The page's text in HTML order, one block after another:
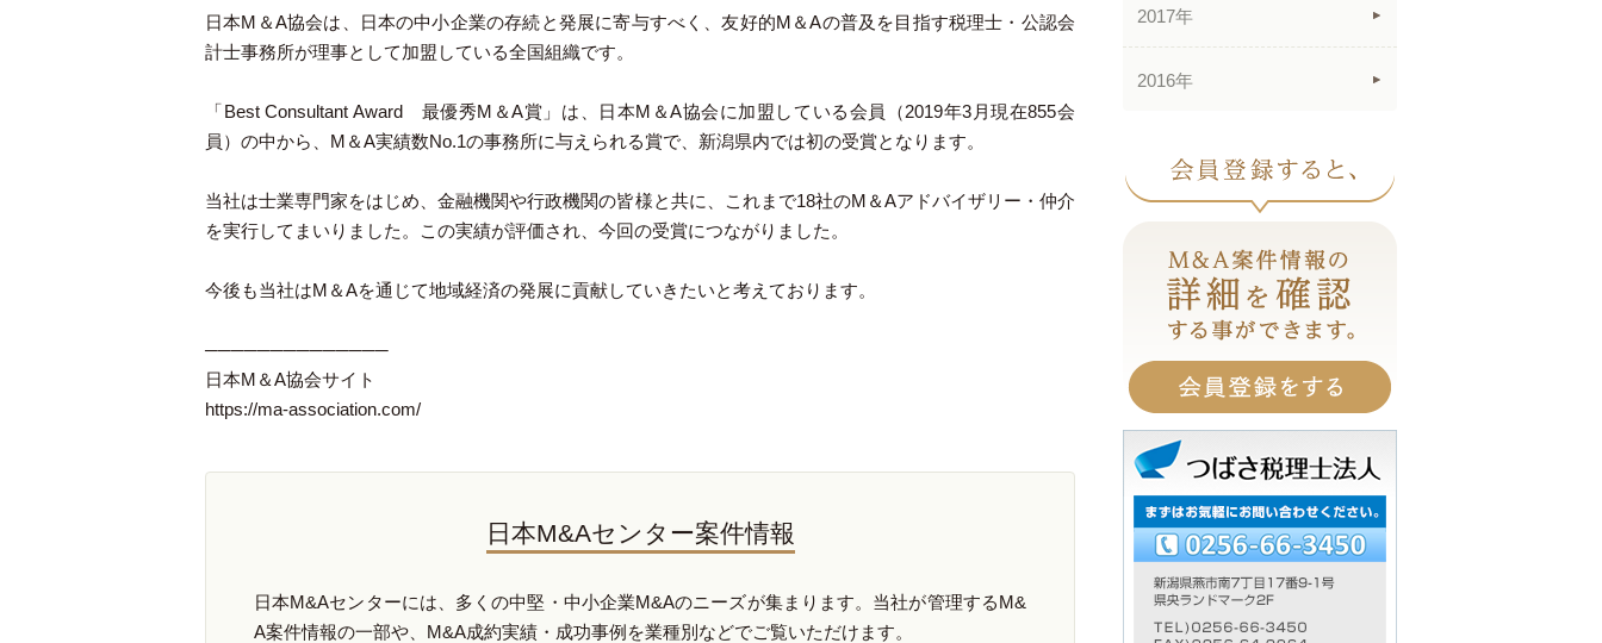
日本M＆A協会は、日本の中小企業の存続と発展に寄与すべく、友好的M＆Aの普及を目指す税理士・公認会
計士事務所が理事として加盟している全国組織です。
「Best Consultant Award 最優秀M＆A賞」は、日本M＆A協会に加盟している会員（2019年3月現在855会
員）の中から、M＆A実績数No.1の事務所に与えられる賞で、新潟県内では初の受賞となります。
当社は士業専門家をはじめ、金融機関や行政機関の皆様と共に、これまで18社のM＆Aアドバイザリー・仲介
を実行してまいりました。この実績が評価され、今回の受賞につながりました。
今後も当社はM＆Aを通じて地域経済の発展に貢献していきたいと考えております。
──────────────
日本M＆A協会サイト
https://ma-association.com/
日本M&Aセンター案件情報
日本M&Aセンターには、多くの中堅・中小企業M&Aのニーズが集まります。当社が管理するM&
A案件情報の一部や、M&A成約実績・成功事例を業種別などでご覧いただけます。
2017年
2016年